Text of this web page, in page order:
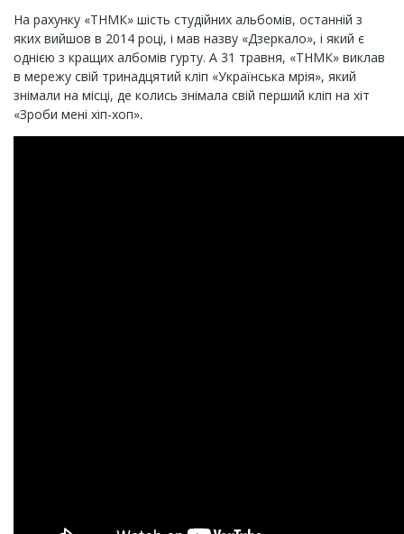
На рахунку «ТНМК» шість студійних альбомів, останній з
яких вийшов в 2014 році, і мав назву «Дзеркало», і який є
однією з кращих албомів гурту. А 31 травня, «ТНМК» виклав
в мережу свій тринадцятий кліп «Українська мрія», який
знімали на місці, де колись знімала свій перший кліп на хіт
«Зроби мені хіп-хоп».